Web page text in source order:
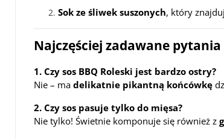
Sok ze śliwek suszonych, który
Najczęściej zadawane pytania
1. Czy sos BBQ Roleski jest bardzo ostry?
Nie – ma delikatnie pikantną końcówkę
2. Czy sos pasuje tylko do mięsa?
Nie tylko! Świetnie komponuje się również z